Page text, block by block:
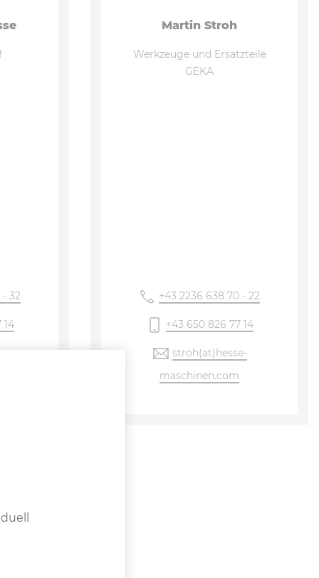
32
14
Martin Stroh
Werkzeuge und Ersatzteile
GEKA
+43 2236 638 70 - 22
+43 650 826 77 14
stroh(at)hesse-
maschinen.com